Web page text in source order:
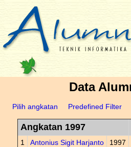
Data
Pilih angkatan Predefined Filter
Angkatan 1997
1 Antonius Sigit Harjanto 1997